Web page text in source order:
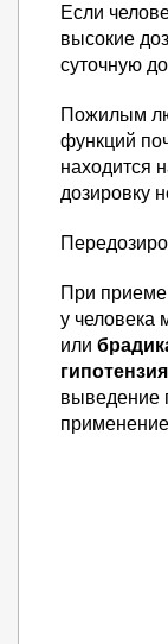
Если
высокие
суточную
Пожилым
функций
находится
дозировку
При
у человека
или
гипотензия
выведение